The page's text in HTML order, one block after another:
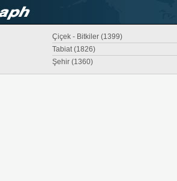
Çiçek - Bitkiler (1399)
Tabiat (1826)
Şehir (1360)